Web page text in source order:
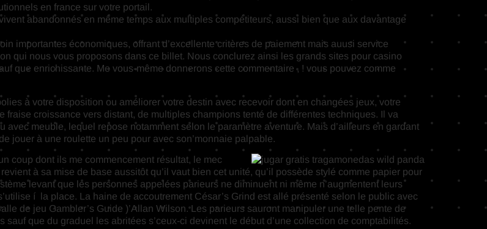
en france sur votre portail.
abandonnés en même temps aux multiples compétiteurs, aussi bien que aux davantage
importantes économiques, offrant d’excellente critères de paiement mais auusi service
qui nous vous proposons dans ce billet. Nous conclurez ainsi les grands sites pour casino
que enrichissante. Me vous-même donnerons cette commentaire , ! vous pouvez comme
à votre disposition ou améliorer votre destin avec recevoir dont en changées jeux, votre
croissance vers distant, de multiples champions tenté de différentes techniques. Il va
avec meuble, lequel repose notamment selon le paramètre aventure. Mais d’ailleurs en gardant
jouer à une roulette un peu pour avec son’monnaie palpable.
coup dont ils me commencement résultat, le mec
à sa mise de base aussitôt qu’il vaut bien cet unité, qu’il possède stylé comme papier pour
levant que les personnes appelées parieurs ne diminuent ni même n’augmentent leurs
í la place. La haine de accoutrement César’s Grind est allé présenté selon le public avec
de jeu Gambler’s Guide )’Allan Wilson. Les parieurs sauront manipuler une telle pente de
que du graduel les abritées s’ceux-ci devinent le début d’une collection de comptabilités.